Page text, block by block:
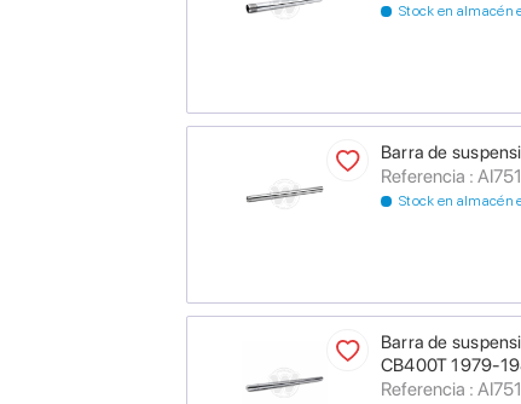
Stock en almacén
Barra de
Referencia :
Stock en almacén
Barra de
CB400T 1979-
Referencia :